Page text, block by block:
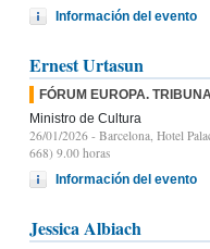
Información del evento
Ernest Urtasun
FÓRUM EUROPA.
Ministro de Cultura
26/01/2026 - Barcelona, Hotel
668) 9.00 horas
Información del evento
Jessica Albiach